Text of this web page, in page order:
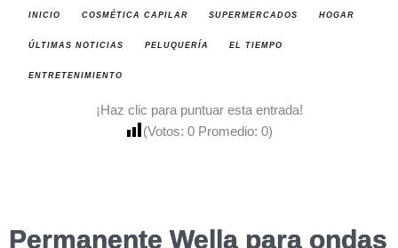
INICIO COSMÉTICA CAPILAR SUPERMERCADOS HOGAR
ÚLTIMAS NOTICIAS PELUQUERÍA EL TIEMPO
ENTRETENIMIENTO
¡Haz clic para puntuar esta entrada!
(Votos: 0 Promedio: 0)
Permanente Wella para ondas